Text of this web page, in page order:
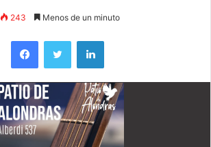
243 Menos de un minuto